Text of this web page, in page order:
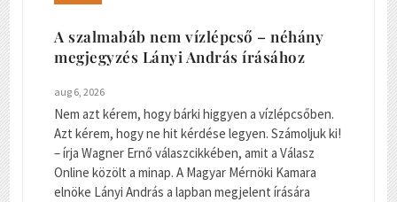
A szalmabáb nem vízlépcső – néhány
megjegyzés Lányi András írásához
aug 6, 2026
Nem azt kérem, hogy bárki higgyen a vízlépcsőben.
Azt kérem, hogy ne hit kérdése legyen. Számoljuk ki!
– írja Wagner Ernő válaszcikkében, amit a Válasz
Online közölt a minap. A Magyar Mérnöki Kamara
elnöke Lányi András a lapban megjelent írására